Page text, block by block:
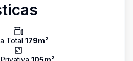
Total 179m²